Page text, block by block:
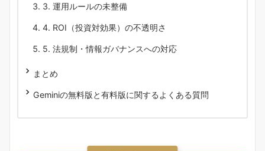
3. 運用ルールの未整備
4. ROI（投資対効果）の不透明さ
5. 法規制・情報ガバナンスへの対応
まとめ
Geminiの無料版と有料版に関するよくある質問